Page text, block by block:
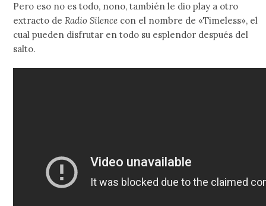
Pero eso no es todo, nono, también le dio play a otro
extracto deRadio Silence con el nombre de «Timeless», el
cual pueden disfrutar en todo su esplendor después del
salto.